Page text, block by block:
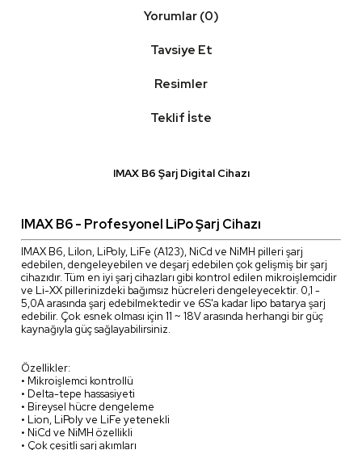
Yorumlar (0)
Tavsiye Et
Resimler
Teklif İste
IMAX B6 Şarj Digital Cihazı
IMAX B6 - Profesyonel LiPo Şarj Cihazı
IMAX B6, LiIon, LiPoly, LiFe (A123), NiCd ve NiMH pilleri şarj
edebilen, dengeleyebilen ve deşarj edebilen çok gelişmiş bir şarj
cihazıdır. Tüm en iyi şarj cihazları gibi kontrol edilen mikroişlemcidir
ve Li-XX pillerinizdeki bağımsız hücreleri dengeleyecektir. 0,1 -
5,0A arasında şarj edebilmektedir ve 6S'a kadar lipo batarya şarj
edebilir. Çok esnek olması için 11 ~ 18V arasında herhangi bir güç
kaynağıyla güç sağlayabilirsiniz.
Özellikler:
• Mikroişlemci kontrollü
• Delta-tepe hassasiyeti
• Bireysel hücre dengeleme
• Lion, LiPoly ve LiFe yetenekli
• NiCd ve NiMH özellikli
• Çok çeşitli şarj akımları